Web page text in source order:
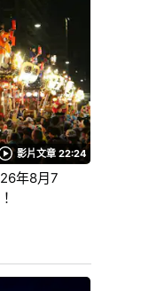
影片文章 22:24
年8月7